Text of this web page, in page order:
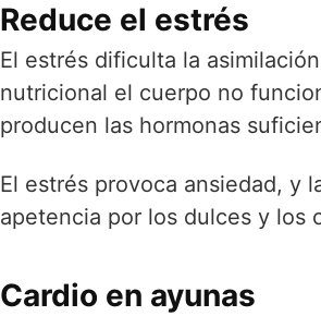
Reduce el estrés
El estrés dificulta la
nutricional el cuerpo no
producen las hormonas
El estrés provoca ansiedad, y
apetencia por los dulces y los
Cardio en ayunas